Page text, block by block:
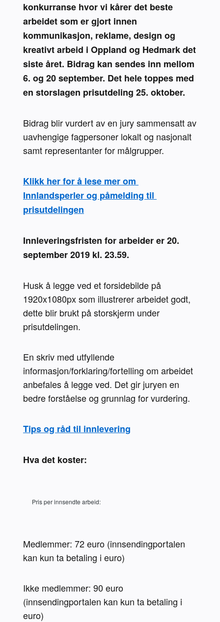
konkurranse hvor vi kårer det beste
arbeidet som er gjort innen
kommunikasjon, reklame, design og
kreativt arbeid i Oppland og Hedmark det
siste året. Bidrag kan sendes inn mellom
6. og 20 september. Det hele toppes med
en storslagen prisutdeling 25. oktober.
Bidrag blir vurdert av en jury sammensatt av
uavhengige fagpersoner lokalt og nasjonalt
samt representanter for målgrupper.
Klikk her for å lese mer om
Innlandsperler og påmelding til
prisutdelingen
Innleveringsfristen for arbeider er 20.
september 2019 kl. 23.59.
Husk å legge ved et forsidebilde på
1920x1080px som illustrerer arbeidet godt,
dette blir brukt på storskjerm under
prisutdelingen.
En skriv med utfyllende
informasjon/forklaring/fortelling om arbeidet
anbefales å legge ved. Det gir juryen en
bedre forståelse og grunnlag for vurdering.
Tips og råd til innlevering
Hva det koster:
Pris per innsendte arbeid:
Medlemmer: 72 euro (innsendingportalen
kan kun ta betaling i euro)
Ikke medlemmer: 90 euro
(innsendingportalen kan kun ta betaling i
euro)